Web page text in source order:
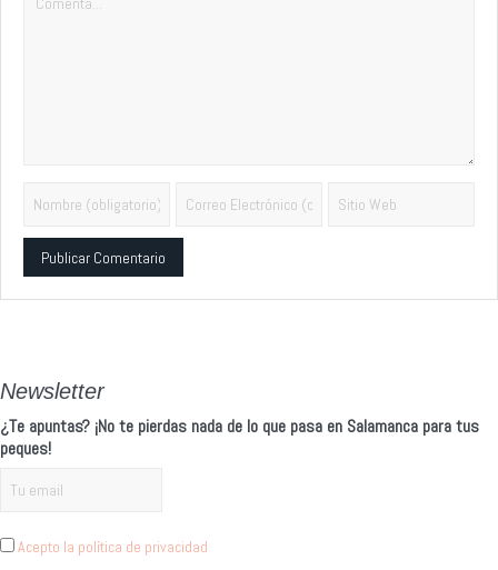
Newsletter
¿Te apuntas? ¡No te pierdas nada de lo que pasa en Salamanca para tus
peques!
Acepto la política de privacidad